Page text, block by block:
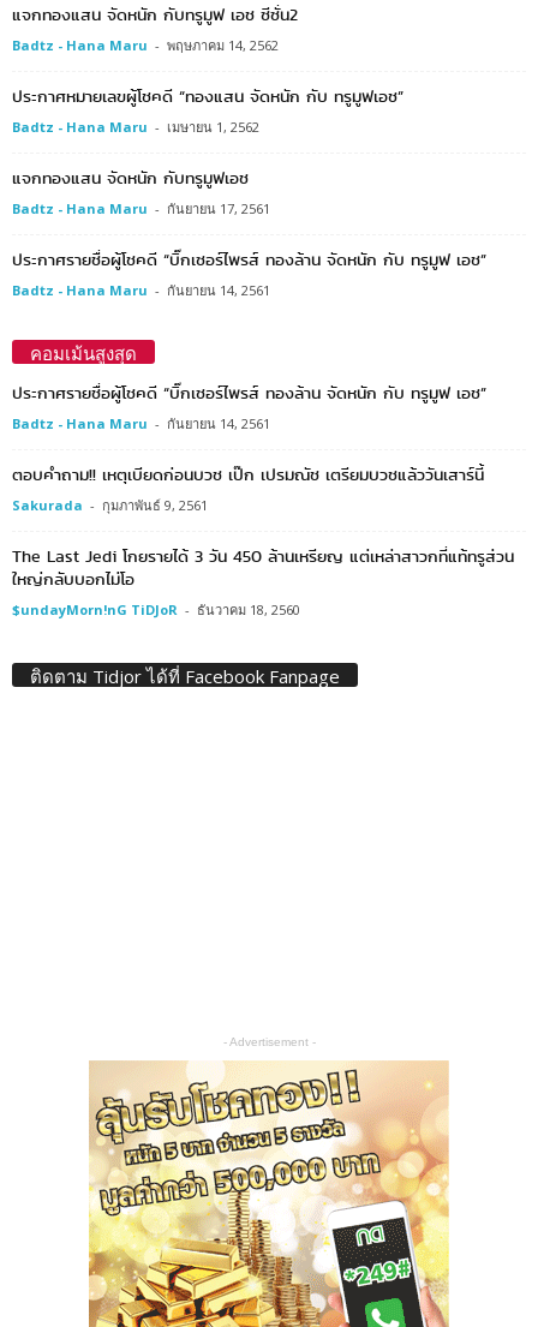
แจกทองแสน จัดหนัก กับทรูมูฟ เอช ซีซั่น2
Badtz - Hana Maru - พฤษภาคม 14, 2562
ประกาศหมายเลขผู้โชคดี “ทองแสน จัดหนัก กับ ทรูมูฟเอช”
Badtz - Hana Maru - เมษายน 1, 2562
แจกทองแสน จัดหนัก กับทรูมูฟเอช
Badtz - Hana Maru - กันยายน 17, 2561
ประกาศรายชื่อผู้โชคดี “บิ๊กเซอร์ไพรส์ ทองล้าน จัดหนัก กับ ทรูมูฟ เอช”
Badtz - Hana Maru - กันยายน 14, 2561
คอมเม้นสูงสุด
ประกาศรายชื่อผู้โชคดี “บิ๊กเซอร์ไพรส์ ทองล้าน จัดหนัก กับ ทรูมูฟ เอช”
Badtz - Hana Maru - กันยายน 14, 2561
ตอบคำถาม!! เหตุเบียดก่อนบวช เป๊ก เปรมณัช เตรียมบวชแล้ววันเสาร์นี้
Sakurada - กุมภาพันธ์ 9, 2561
The Last Jedi โกยรายได้ 3 วัน 450 ล้านเหรียญ แต่เหล่าสาวกที่แท้ทรูส่วน
ใหญ่กลับบอกไม่โอ
$undayMorn!nG TiDJoR - ธันวาคม 18, 2560
ติดตาม Tidjor ได้ที่ Facebook Fanpage
- Advertisement -